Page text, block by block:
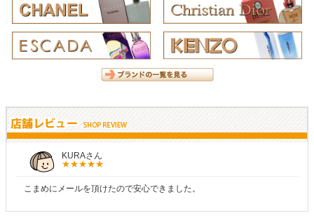
KURAさん
こまめにメールを頂けたので安心できました。